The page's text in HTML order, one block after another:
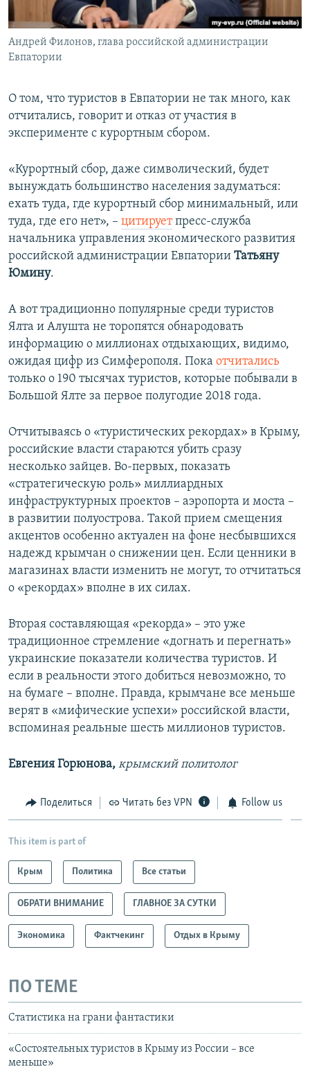
Андрей Филонов, глава российской администрации
Евпатории
О том, что туристов в Евпатории не так много, как
отчитались, говорит и отказ от участия в
эксперименте с курортным сбором.
«Курортный сбор, даже символический, будет
вынуждать большинство населения задуматься:
ехать туда, где курортный сбор минимальный, или
туда, где его нет», – цитируетпресс-служба
начальника управления экономического развития
российской администрации Евпатории Татьяну
Юмину.
А вот традиционно популярные среди туристов
Ялта и Алушта не торопятся обнародовать
информацию о миллионах отдыхающих, видимо,
ожидая цифр из Симферополя. Пока отчитались
только о 190 тысячах туристов, которые побывали в
Большой Ялте за первое полугодие 2018 года.
Отчитываясь о «туристических рекордах» в Крыму,
российские власти стараются убить сразу
несколько зайцев. Во-первых, показать
«стратегическую роль» миллиардных
инфраструктурных проектов – аэропорта и моста –
в развитии полуострова. Такой прием смещения
акцентов особенно актуален на фоне несбывшихся
надежд крымчан о снижении цен. Если ценники в
магазинах власти изменить не могут, то отчитаться
о «рекордах» вполне в их силах.
Вторая составляющая «рекорда» – это уже
традиционное стремление «догнать и перегнать»
украинские показатели количества туристов. И
если в реальности этого добиться невозможно, то
на бумаге – вполне. Правда, крымчане все меньше
верят в «мифические успехи» российской власти,
вспоминая реальные шесть миллионов туристов.
Евгения Горюнова, крымский политолог
Поделиться Читать без VPN Follow us
This item is part of
Крым Политика Все статьи
ОБРАТИ ВНИМАНИЕ ГЛАВНОЕ ЗА СУТКИ
Экономика Фактчекинг Отдых в Крыму
ПО ТЕМЕ
Статистика на грани фантастики
«Состоятельных туристов в Крыму из России – все
меньше»